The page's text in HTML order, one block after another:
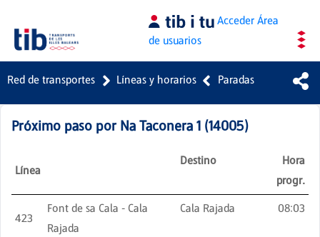
Saltar al contenido principal AccederÁrea
de usuarios
Red de transportes Líneas y horarios Paradas
Próximo paso por Na Taconera 1 (14005)
Línea
Destino
Hora
progr.
423
Font de sa Cala - Cala
Rajada
Cala Rajada 08:03